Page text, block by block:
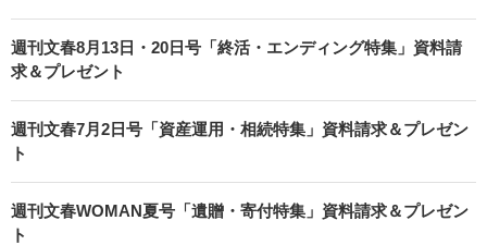
週刊文春8月13日・20日号「終活・エンディング特集」資料請
求＆プレゼント
週刊文春7月2日号「資産運用・相続特集」資料請求＆プレゼン
ト
週刊文春WOMAN夏号「遺贈・寄付特集」資料請求＆プレゼン
ト